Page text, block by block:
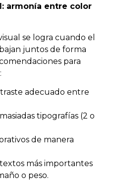
armonía entre color
se logra cuando el
juntos de forma
para
adecuado entre
tipografías (2 o
de manera
más importantes
o peso.